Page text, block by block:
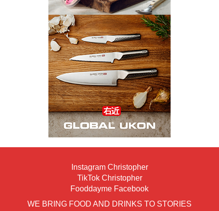
Instagram Christopher
TikTok Christopher
Fooddayme Facebook
WE BRING FOOD AND DRINKS TO STORIES